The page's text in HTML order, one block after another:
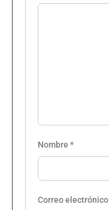
Nombre *
Correo electrónico